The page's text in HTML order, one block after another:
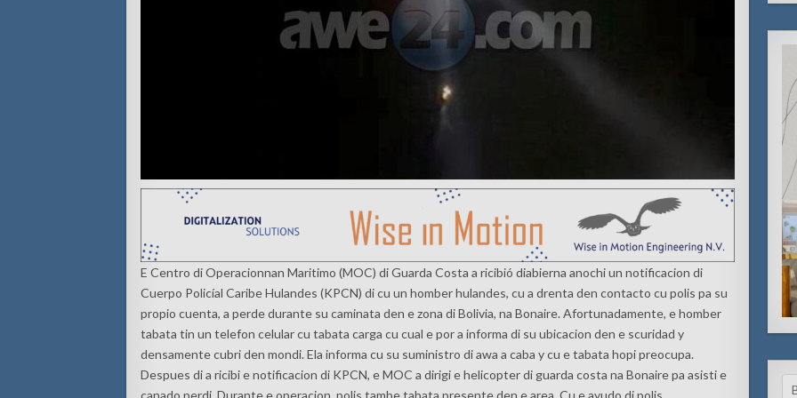
E Centro di Operacionnan Maritimo (MOC) di Guarda Costa a ricibió diabierna anochi un notificacion di
Cuerpo Policíal Caribe Hulandes (KPCN) di cu un homber hulandes, cu a drenta den contacto cu polis pa su
propio cuenta, a perde durante su caminata den e zona di Bolivia, na Bonaire. Afortunadamente, e homber
tabata tin un telefon celular cu tabata carga cu cual e por a informa di su ubicacion den e scuridad y
densamente cubri den mondi. Ela informa cu su suministro di awa a caba y cu e tabata hopi preocupa.
Despues di a ricibi e notificacion di KPCN, e MOC a dirigi e helicopter di guarda costa na Bonaire pa asisti e
canado perdi. Durante e operacion, polis tambe tabata presente den e area. Cu e ayudo di polis,